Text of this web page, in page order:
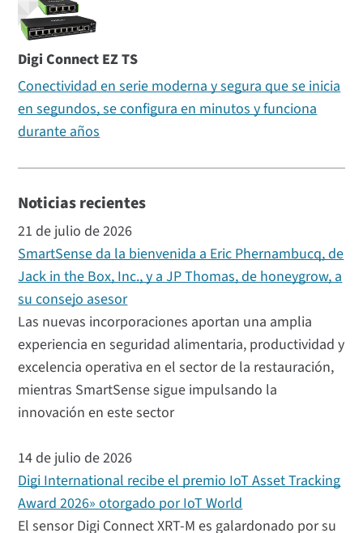
Digi Connect EZ TS
Conectividad en serie moderna y segura que se inicia
en segundos, se configura en minutos y funciona
durante años
Noticias recientes
21 de julio de 2026
SmartSense da la bienvenida a Eric Phernambucq, de
Jack in the Box, Inc., y a JP Thomas, de honeygrow, a
su consejo asesor
Las nuevas incorporaciones aportan una amplia
experiencia en seguridad alimentaria, productividad y
excelencia operativa en el sector de la restauración,
mientras SmartSense sigue impulsando la
innovación en este sector
14 de julio de 2026
Digi International recibe el premio IoT Asset Tracking
Award 2026» otorgado por IoT World
El sensor Digi Connect XRT-M es galardonado por su